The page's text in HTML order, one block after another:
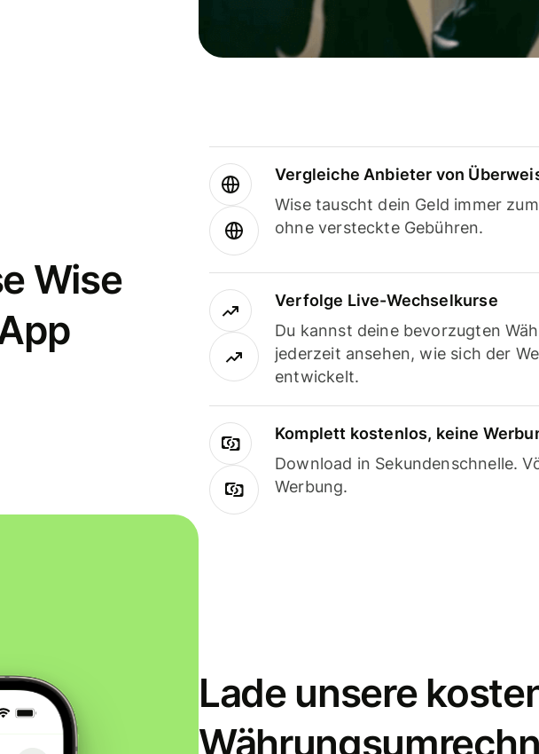
Wise
Vergleiche Anbieter von
Wise tauscht dein Geld immer zum
ohne versteckte Gebühren.
Verfolge Live-Wechselkurse
Du kannst deine bevorzugten
jederzeit ansehen, wie sich der
entwickelt.
Komplett kostenlos, keine
Download in Sekundenschnelle.
Werbung.
Lade unsere